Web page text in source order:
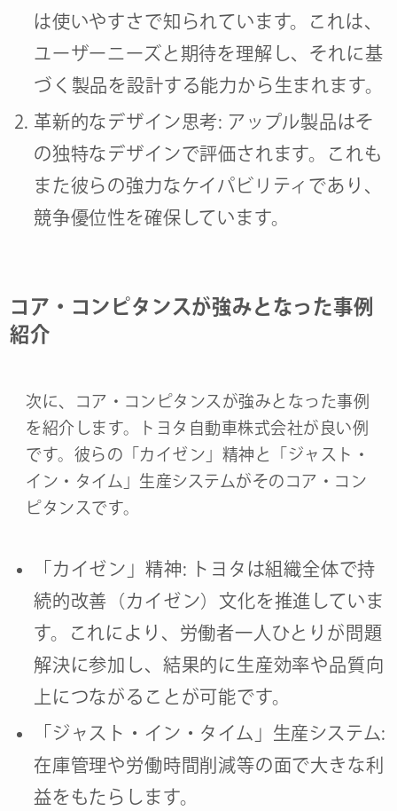
は使いやすさで知られています。これは、
ユーザーニーズと期待を理解し、それに基
づく製品を設計する能力から生まれます。
革新的なデザイン思考: アップル製品はそ
の独特なデザインで評価されます。これも
また彼らの強力なケイパビリティであり、
競争優位性を確保しています。
コア・コンピタンスが強みとなった事例
紹介
次に、コア・コンピタンスが強みとなった事例
を紹介します。トヨタ自動車株式会社が良い例
です。彼らの「カイゼン」精神と「ジャスト・
イン・タイム」生産システムがそのコア・コン
ピタンスです。
「カイゼン」精神: トヨタは組織全体で持
続的改善（カイゼン）文化を推進していま
す。これにより、労働者一人ひとりが問題
解決に参加し、結果的に生産効率や品質向
上につながることが可能です。
「ジャスト・イン・タイム」生産システム:
在庫管理や労働時間削減等の面で大きな利
益をもたらします。